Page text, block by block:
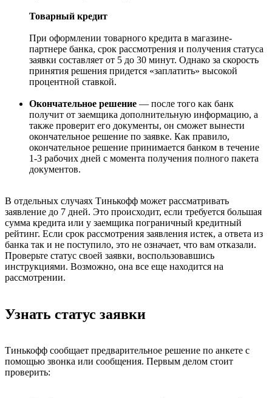
Товарный кредит
При оформлении товарного кредита в магазине-
партнере банка, срок рассмотрения и получения статуса
заявки составляет от 5 до 30 минут. Однако за скорость
принятия решения придется «заплатить» высокой
процентной ставкой.
Окончательное решение — после того как банк
получит от заемщика дополнительную информацию, а
также проверит его документы, он сможет вынести
окончательное решение по заявке. Как правило,
окончательное решение принимается банком в течение
1-3 рабочих дней с момента получения полного пакета
документов.
В отдельных случаях Тинькофф может рассматривать
заявление до 7 дней. Это происходит, если требуется большая
сумма кредита или у заемщика пограничный кредитный
рейтинг. Если срок рассмотрения заявления истек, а ответа из
банка так и не поступило, это не означает, что вам отказали.
Проверьте статус своей заявки, воспользовавшись
инструкциями. Возможно, она все еще находится на
рассмотрении.
Узнать статус заявки
Тинькофф сообщает предварительное решение по анкете с
помощью звонка или сообщения. Первым делом стоит
проверить: